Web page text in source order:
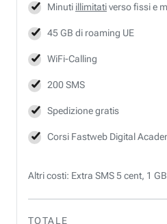
Minuti illimitativerso fissi e
45 GB di roaming UE
WiFi-Calling
200 SMS
Spedizione gratis
Corsi Fastweb Digital
Altri costi: Extra SMS 5 cent, 1
TOTALE